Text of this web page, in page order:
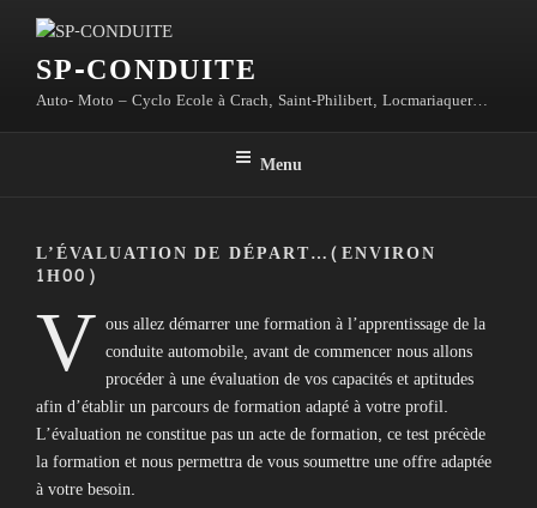
contenu
principal
SP-CONDUITE
Auto- Moto – Cyclo Ecole à Crach, Saint-Philibert, Locmariaquer…
Menu
L’ÉVALUATION DE DÉPART…(ENVIRON
1H00)
V ous allez démarrer une formation à l’apprentissage de la
conduite automobile, avant de commencer nous allons
procéder à une évaluation de vos capacités et aptitudes
afin d’établir un parcours de formation adapté à votre profil.
L’évaluation ne constitue pas un acte de formation, ce test précède
la formation et nous permettra de vous soumettre une offre adaptée
à votre besoin.